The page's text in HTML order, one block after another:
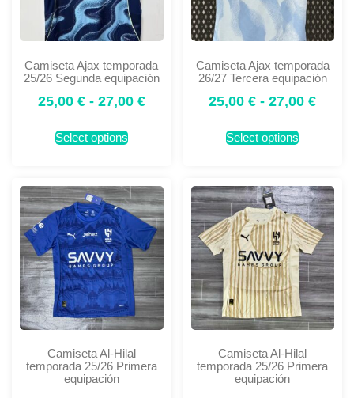
Camiseta Ajax temporada
25/26 Segunda equipación
25,00 € - 27,00 €
Select options
Camiseta Ajax temporada
26/27 Tercera equipación
25,00€ - 27,00€
Select options
Camiseta Al-Hilal
temporada 25/26 Primera
equipación
Camiseta Al-Hilal
temporada 25/26 Primera
equipación